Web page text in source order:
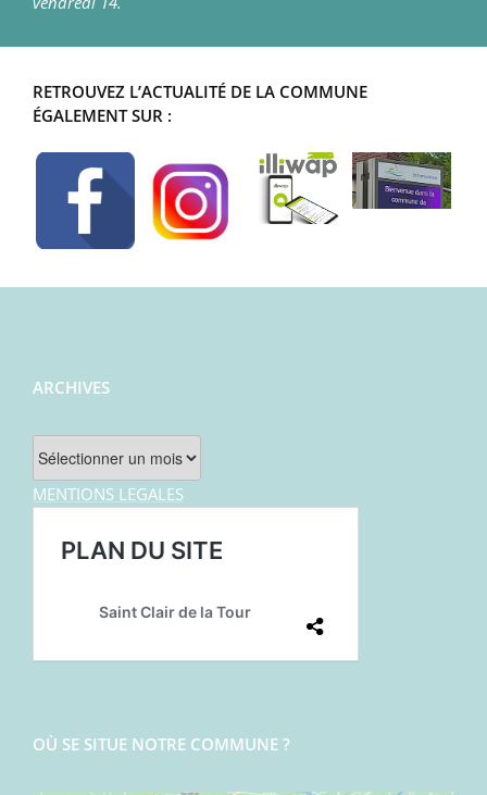
RETROUVEZ L’ACTUALITÉ DE LA COMMUNE
ÉGALEMENT SUR :
ARCHIVES
Archives
MENTIONS LEGALES
OÙ SE SITUE NOTRE COMMUNE ?